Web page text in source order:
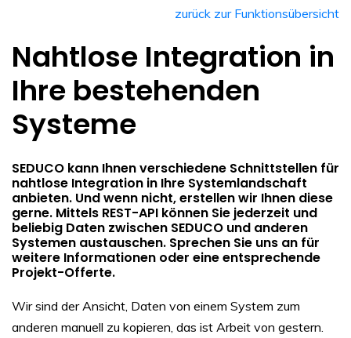
zurück zur Funktionsübersicht
Nahtlose Integration in
Ihre bestehenden
Systeme
SEDUCO kann Ihnen verschiedene Schnittstellen für
nahtlose Integration in Ihre Systemlandschaft
anbieten. Und wenn nicht, erstellen wir Ihnen diese
gerne. Mittels REST-API können Sie jederzeit und
beliebig Daten zwischen SEDUCO und anderen
Systemen austauschen. Sprechen Sie uns an für
weitere Informationen oder eine entsprechende
Projekt-Offerte.
Wir sind der Ansicht, Daten von einem System zum
anderen manuell zu kopieren, das ist Arbeit von gestern.